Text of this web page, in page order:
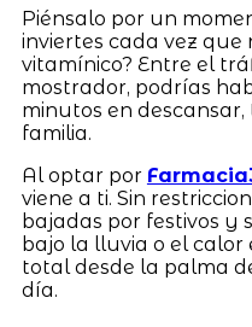
Piénsalo por un
inviertes cada vez
vitamínico? Entre el
mostrador, podrías
minutos en
familia.
Al optar por
viene a ti. Sin
bajadas por festivos y
bajo la lluvia o el calor
total desde la palma
día.